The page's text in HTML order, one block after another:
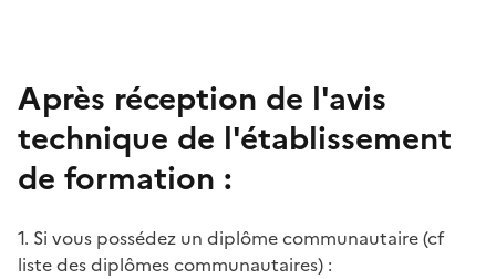
Après réception de l'avis
technique de l'établissement
de formation :
1. Si vous possédez un diplôme communautaire (cf
liste des diplômes communautaires) :